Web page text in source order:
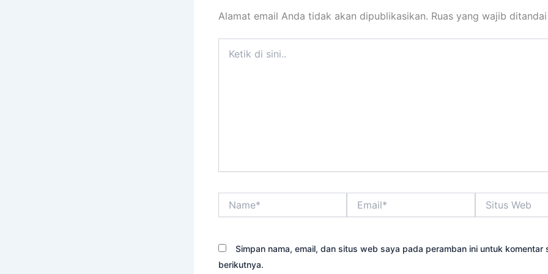
Alamat email Anda tidak akan dipublikasikan. Ruas yang wajib ditandai
Web
Simpan nama, email, dan situs web saya pada peramban ini untuk komentar
berikutnya.